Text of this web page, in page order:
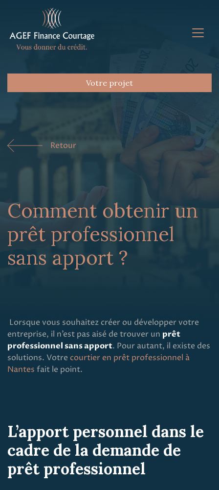
Votre projet
Retour
Comment obtenir un
prêt professionnel
sans apport ?
Lorsque vous souhaitez créer ou développer votre
entreprise, il n’est pas aisé de trouver un prêt
professionnel sans apport. Pour autant, il existe des
solutions. Votre courtier en prêt professionnel à
Nantes fait le point.
L’apport personnel dans le
cadre de la demande de
prêt professionnel